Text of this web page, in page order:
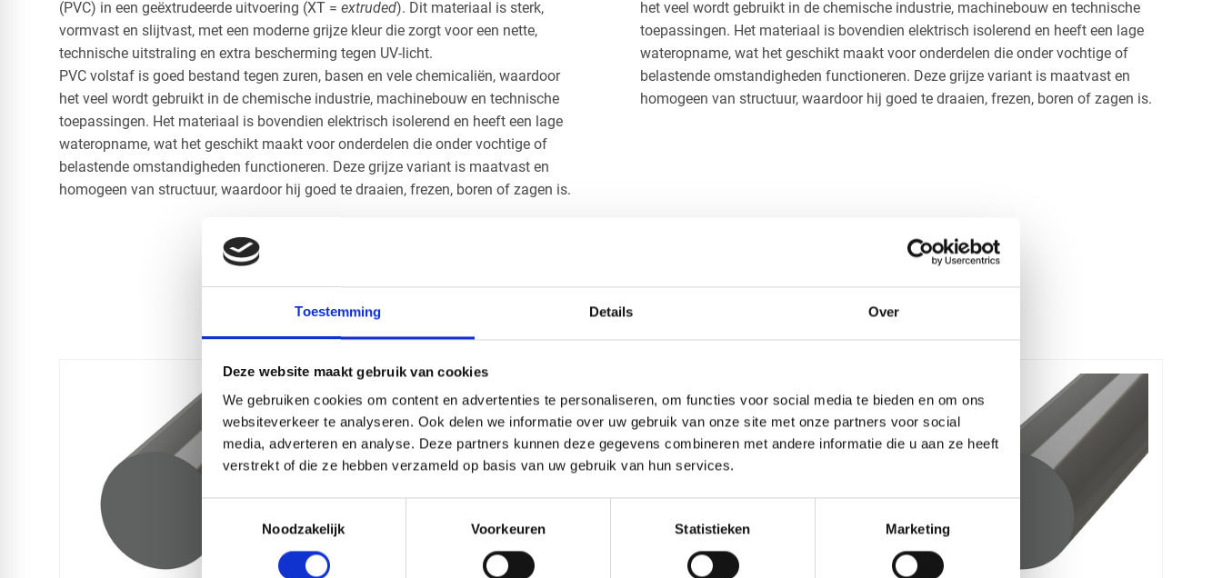
Toestemming Details Over
Deze website maakt gebruik van cookies
We gebruiken cookies om content en advertenties te personaliseren, om functies voor social media te bieden en om ons
websiteverkeer te analyseren. Ook delen we informatie over uw gebruik van onze site met onze partners voor social
media, adverteren en analyse. Deze partners kunnen deze gegevens combineren met andere informatie die u aan ze heeft
verstrekt of die ze hebben verzameld op basis van uw gebruik van hun services.
Noodzakelijk
Voorkeuren Statistieken Marketing
(PVC) in een geëxtrudeerde uitvoering (XT = extruded). Dit materiaal is sterk,
vormvast en slijtvast, met een moderne grijze kleur die zorgt voor een nette,
technische uitstraling en extra bescherming tegen UV-licht.
PVC volstaf is goed bestand tegen zuren, basen en vele chemicaliën, waardoor
het veel wordt gebruikt in de chemische industrie, machinebouw en technische
toepassingen. Het materiaal is bovendien elektrisch isolerend en heeft een lage
wateropname, wat het geschikt maakt voor onderdelen die onder vochtige of
belastende omstandigheden functioneren. Deze grijze variant is maatvast en
homogeen van structuur, waardoor hij goed te draaien, frezen, boren of zagen is.
het veel wordt gebruikt in de chemische industrie, machinebouw en technische
toepassingen. Het materiaal is bovendien elektrisch isolerend en heeft een lage
wateropname, wat het geschikt maakt voor onderdelen die onder vochtige of
belastende omstandigheden functioneren. Deze grijze variant is maatvast en
homogeen van structuur, waardoor hij goed te draaien, frezen, boren of zagen is.
Handig om er bij te kopen